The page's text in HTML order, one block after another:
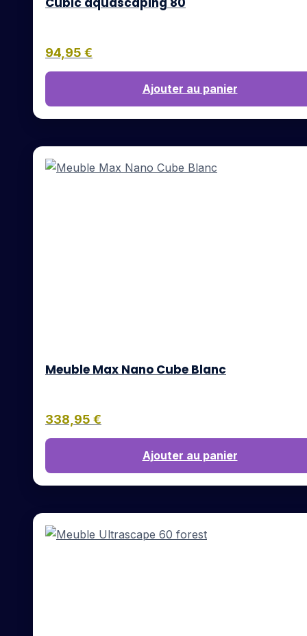
94,95 €
Ajouter au panier
Meuble Max Nano Cube Blanc
338,95 €
Ajouter au panier